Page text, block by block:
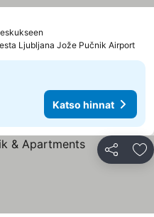
Ljubljana Jože Pučnik Airport
Katso hinnat
Jaa